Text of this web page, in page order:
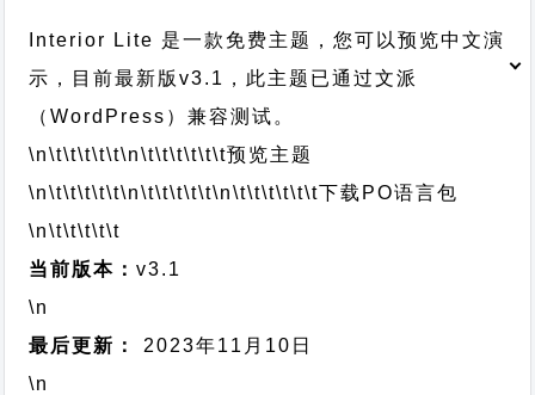
Interior Lite 是一款免费主题，您可以预览中文演
示，目前最新版v3.1，此主题已通过文派
（WordPress）兼容测试。
\n\t\t\t\t\t\n\t\t\t\t\t\t预览主题
\n\t\t\t\t\t\n\t\t\t\t\t\n\t\t\t\t\t\t下载PO语言包
\n\t\t\t\t\t
当前版本：v3.1
\n
最后更新：
2023年11月10日
\n